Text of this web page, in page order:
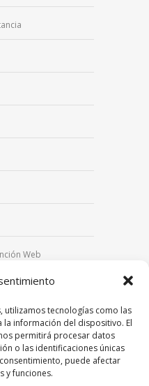
utilizamos tecnologías como las
información del dispositivo. El
permitirá procesar datos
o las identificaciones únicas
puede afectar
y funciones.
Web